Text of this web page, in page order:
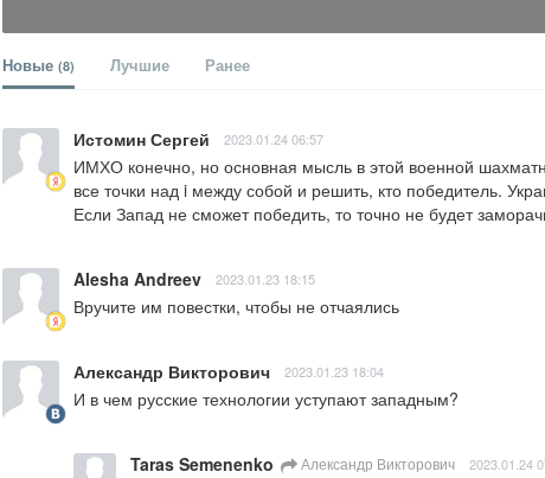
Новые (8) Лучшие Ранее
Истомин Сергей 2023.01.24 06:57
ИМХО конечно, но основная мысль в этой военной
все точки над i между собой и решить, кто победитель.
Если Запад не сможет победить, то точно не будет
Alesha Andreev 2023.01.23 18:15
Вручите им повестки, чтобы не отчаялись
Александр Викторович 2023.01.23 18:04
И в чем русские технологии уступают западным?
Taras Semenenko Александр Викторович 2023.01.24